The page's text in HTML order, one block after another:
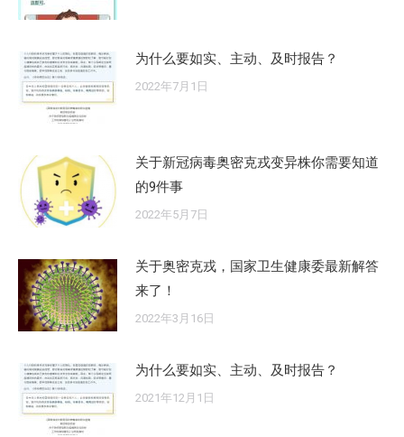
为什么要如实、主动、及时报告？
2022年7月1日
关于新冠病毒奥密克戎变异株你需要知道
的9件事
2022年5月7日
关于奥密克戎，国家卫生健康委最新解答
来了！
2022年3月16日
为什么要如实、主动、及时报告？
2021年12月1日